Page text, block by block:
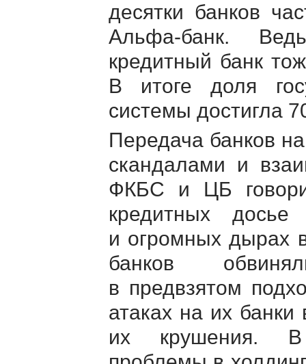
десятки банков
Альфа-банк. Ведь
кредитный банк
В итоге доля
системы достигла
Передача банков
скандалами и
ФКБС и ЦБ
кредитных
и огромных дырах
банков
в предвзятом
атаках на их
их крушения. В